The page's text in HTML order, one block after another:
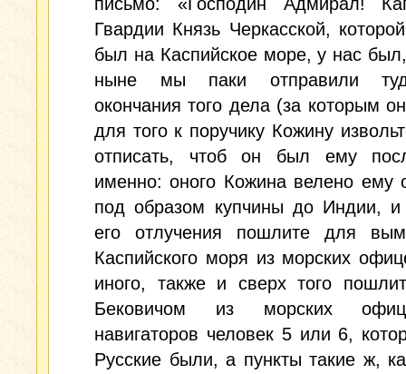
Гвардии Князь Черкасской,
был на Каспийское море, у нас был,
ныне мы паки отправили
окончания того дела (за которым
для того к поручику Кожину
отписать, чтоб он был ему
именно: оного Кожина велено ему
под образом купчины до Индии, и
его отлучения пошлите для
Каспийского моря из морских
иного, также и сверх того
Бековичом из морских
навигаторов человек 5 или 6,
Русские были, а пункты такие ж,